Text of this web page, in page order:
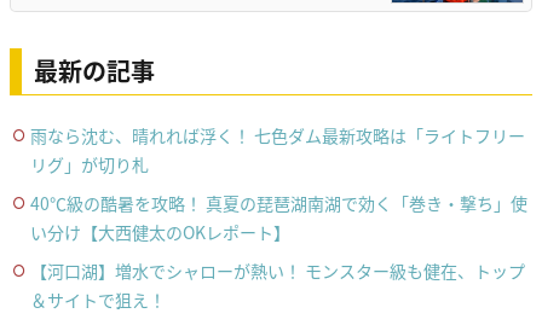
最新の記事
雨なら沈む、晴れれば浮く！ 七色ダム最新攻略は「ライトフリー
リグ」が切り札
40℃級の酷暑を攻略！ 真夏の琵琶湖南湖で効く「巻き・撃ち」使
い分け【大西健太のOKレポート】
【河口湖】増水でシャローが熱い！ モンスター級も健在、トップ
＆サイトで狙え！